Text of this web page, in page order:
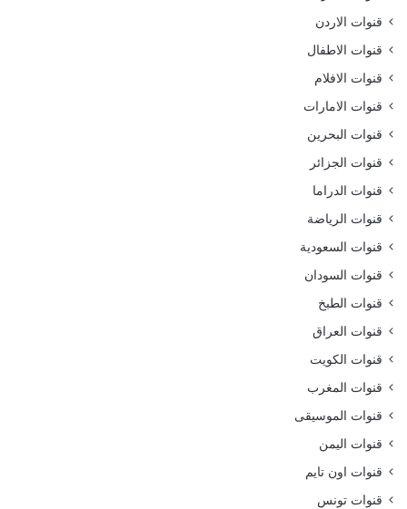
قنوات الاردن
قنوات الاطفال
قنوات الافلام
قنوات الامارات
قنوات البحرين
قنوات الجزائر
قنوات الدراما
قنوات الرياضة
قنوات السعودية
قنوات السودان
قنوات الطبخ
قنوات العراق
قنوات الكويت
قنوات المغرب
قنوات الموسيقى
قنوات اليمن
قنوات اون تايم
قنوات تونس